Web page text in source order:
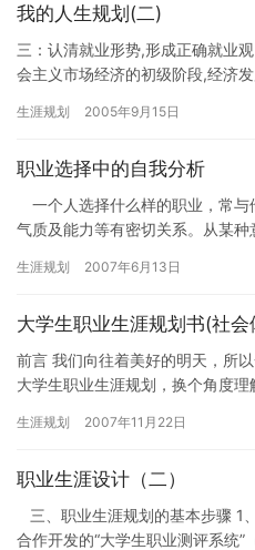
我的人生规划(二)
三：认清就业形势,形成正确就业
会主义市场经济的初级阶段,经济
生涯规划 2005年9月15日
职业选择中的自我分析
一个人选择什么样的职业，常与
气质及能力等有密切关系。从某
中，…
生涯规划 2007年6月13日
大学生职业生涯规划书(社会
前言 我们向往着美好的明天，所
大学生职业生涯规划，换个角度
翅膀…
生涯规划 2007年11月22日
职业生涯设计（二）
三、职业生涯规划的基本步骤 1
合作开发的“大学生职业测评系统”